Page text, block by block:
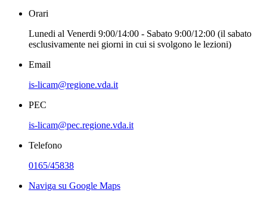
Orari
Lunedi al Venerdi 9:00/14:00 - Sabato 9:00/12:00 (il sabato
esclusivamente nei giorni in cui si svolgono le lezioni)
Email
is-licam@regione.vda.it
PEC
is-licam@pec.regione.vda.it
Telefono
0165/45838
Naviga su Google Maps